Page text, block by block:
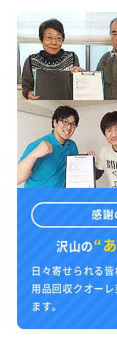
感謝
沢山の“
日々寄せられる
用品回収クオー
ます。